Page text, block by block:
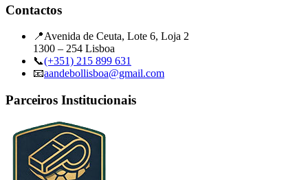
Contactos
📍Avenida de Ceuta, Lote 6, Loja 2
1300 – 254 Lisboa
📞(+351) 215 899 631
📧aandebollisboa@gmail.com
Parceiros Institucionais